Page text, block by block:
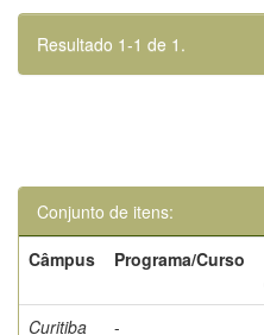
Resultado 1-1 de 1.
Conjunto de itens:
Câmpus
Programa/Curso
Curitiba -